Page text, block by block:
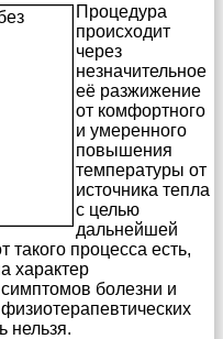
Процедура
происходит
через
незначительное
её разжижение
от комфортного
и умеренного
повышения
температуры от
источника тепла
с целью
дальнейшей
такого процесса есть,
характер
болезни и
нельзя.